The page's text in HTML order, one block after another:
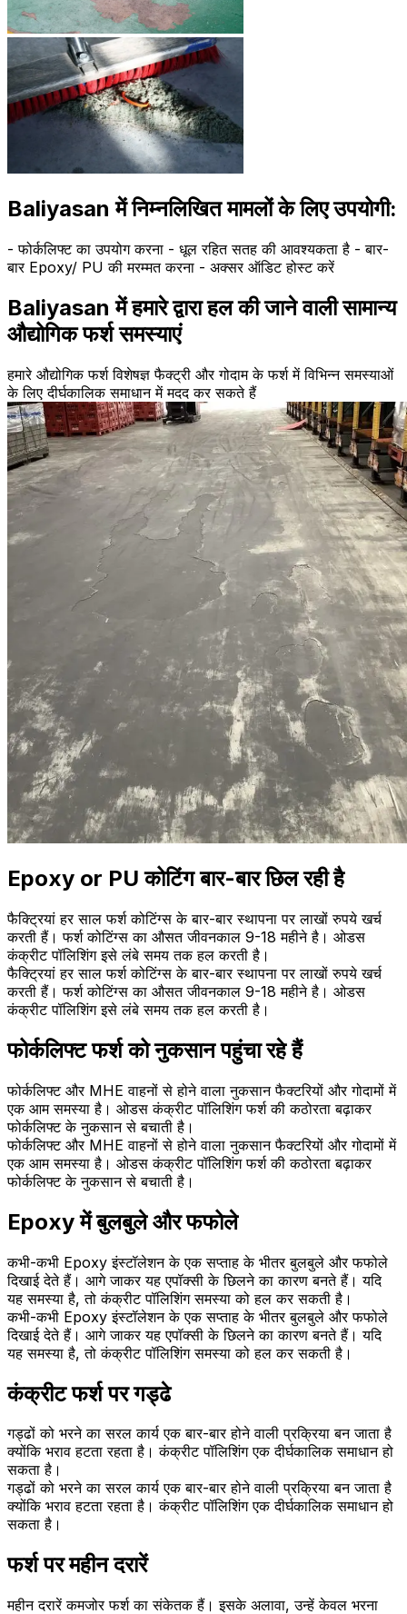
Baliyasan में निम्नलिखित मामलों के लिए उपयोगी:
- फोर्कलिफ्ट का उपयोग करना - धूल रहित सतह की आवश्यकता है - बार-
बार Epoxy/ PU की मरम्मत करना - अक्सर ऑडिट होस्ट करें
Baliyasan में हमारे द्वारा हल की जाने वाली सामान्य
औद्योगिक फर्श समस्याएं
हमारे औद्योगिक फर्श विशेषज्ञ फैक्ट्री और गोदाम के फर्श में विभिन्न समस्याओं
के लिए दीर्घकालिक समाधान में मदद कर सकते हैं
Epoxy or PU कोटिंग बार-बार छिल रही है
फैक्ट्रियां हर साल फर्श कोटिंग्स के बार-बार स्थापना पर लाखों रुपये खर्च
करती हैं। फर्श कोटिंग्स का औसत जीवनकाल 9-18 महीने है। ओडस
कंक्रीट पॉलिशिंग इसे लंबे समय तक हल करती है।
फैक्ट्रियां हर साल फर्श कोटिंग्स के बार-बार स्थापना पर लाखों रुपये खर्च
करती हैं। फर्श कोटिंग्स का औसत जीवनकाल 9-18 महीने है। ओडस
कंक्रीट पॉलिशिंग इसे लंबे समय तक हल करती है।
फोर्कलिफ्ट फर्श को नुकसान पहुंचा रहे हैं
फोर्कलिफ्ट और MHE वाहनों से होने वाला नुकसान फैक्टरियों और गोदामों में
एक आम समस्या है। ओडस कंक्रीट पॉलिशिंग फर्श की कठोरता बढ़ाकर
फोर्कलिफ्ट के नुकसान से बचाती है।
फोर्कलिफ्ट और MHE वाहनों से होने वाला नुकसान फैक्टरियों और गोदामों में
एक आम समस्या है। ओडस कंक्रीट पॉलिशिंग फर्श की कठोरता बढ़ाकर
फोर्कलिफ्ट के नुकसान से बचाती है।
Epoxy में बुलबुले और फफोले
कभी-कभी Epoxy इंस्टॉलेशन के एक सप्ताह के भीतर बुलबुले और फफोले
दिखाई देते हैं। आगे जाकर यह एपॉक्सी के छिलने का कारण बनते हैं। यदि
यह समस्या है, तो कंक्रीट पॉलिशिंग समस्या को हल कर सकती है।
कभी-कभी Epoxy इंस्टॉलेशन के एक सप्ताह के भीतर बुलबुले और फफोले
दिखाई देते हैं। आगे जाकर यह एपॉक्सी के छिलने का कारण बनते हैं। यदि
यह समस्या है, तो कंक्रीट पॉलिशिंग समस्या को हल कर सकती है।
कंक्रीट फर्श पर गड्ढे
गड्ढों को भरने का सरल कार्य एक बार-बार होने वाली प्रक्रिया बन जाता है
क्योंकि भराव हटता रहता है। कंक्रीट पॉलिशिंग एक दीर्घकालिक समाधान हो
सकता है।
गड्ढों को भरने का सरल कार्य एक बार-बार होने वाली प्रक्रिया बन जाता है
क्योंकि भराव हटता रहता है। कंक्रीट पॉलिशिंग एक दीर्घकालिक समाधान हो
सकता है।
फर्श पर महीन दरारें
महीन दरारें कमजोर फर्श का संकेतक हैं। इसके अलावा, उन्हें केवल भरना